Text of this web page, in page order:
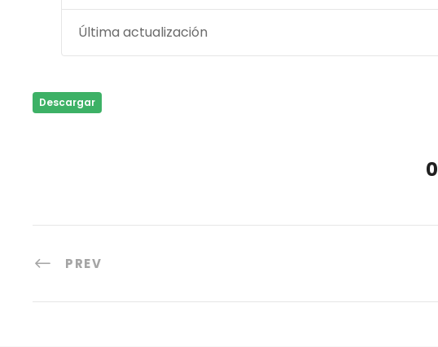
Última actualización
Descargar
0
PREV